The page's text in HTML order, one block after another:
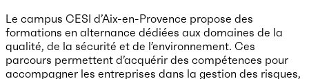
Le campus CESI d’Aix-en-Provence propose des
formations en alternance dédiées aux domaines de la
qualité, de la sécurité et de l’environnement. Ces
parcours permettent d’acquérir des compétences pour
accompagner les entreprises dans la gestion des risques,